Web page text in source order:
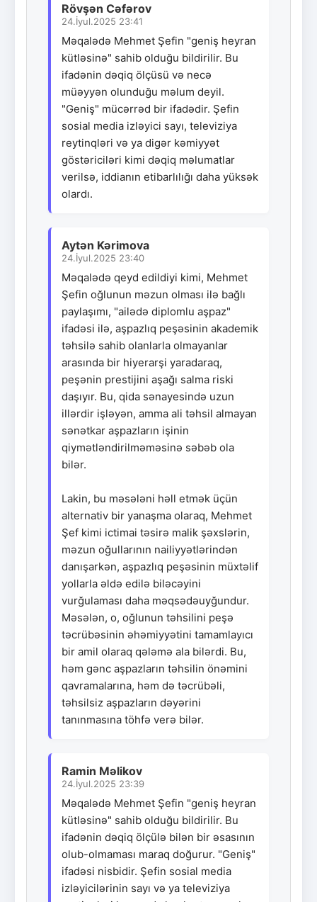
Rövşən Cəfərov
24.İyul.2025 23:41
Məqalədə Mehmet Şefin "geniş heyran
kütləsinə" sahib olduğu bildirilir. Bu
ifadənin dəqiq ölçüsü və necə
müəyyən olunduğu məlum deyil.
"Geniş" mücərrəd bir ifadədir. Şefin
sosial media izləyici sayı, televiziya
reytinqləri və ya digər kəmiyyət
göstəriciləri kimi dəqiq məlumatlar
verilsə, iddianın etibarlılığı daha yüksək
olardı.
Aytən Kərimova
24.İyul.2025 23:40
Məqalədə qeyd edildiyi kimi, Mehmet
Şefin oğlunun məzun olması ilə bağlı
paylaşımı, "ailədə diplomlu aşpaz"
ifadəsi ilə, aşpazlıq peşəsinin akademik
təhsilə sahib olanlarla olmayanlar
arasında bir hiyerarşi yaradaraq,
peşənin prestijini aşağı salma riski
daşıyır. Bu, qida sənayesində uzun
illərdir işləyən, amma ali təhsil almayan
sənətkar aşpazların işinin
qiymətləndirilməməsinə səbəb ola
bilər.
Lakin, bu məsələni həll etmək üçün
alternativ bir yanaşma olaraq, Mehmet
Şef kimi ictimai təsirə malik şəxslərin,
məzun oğullarının nailiyyətlərindən
danışarkən, aşpazlıq peşəsinin müxtəlif
yollarla əldə edilə biləcəyini
vurğulaması daha məqsədəuyğundur.
Məsələn, o, oğlunun təhsilini peşə
təcrübəsinin əhəmiyyətini tamamlayıcı
bir amil olaraq qələmə ala bilərdi. Bu,
həm gənc aşpazların təhsilin önəmini
qavramalarına, həm də təcrübəli,
təhsilsiz aşpazların dəyərini
tanınmasına töhfə verə bilər.
Ramin Məlikov
24.İyul.2025 23:39
Məqalədə Mehmet Şefin "geniş heyran
kütləsinə" sahib olduğu bildirilir. Bu
ifadənin dəqiq ölçülə bilən bir əsasının
olub-olmaması maraq doğurur. "Geniş"
ifadəsi nisbidir. Şefin sosial media
izləyicilərinin sayı və ya televiziya